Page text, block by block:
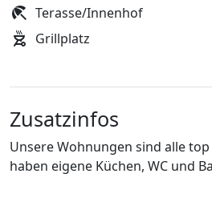
Terasse/Innenhof
Grillplatz
Zusatzinfos
Unsere Wohnungen sind alle
haben eigene Küchen, WC und